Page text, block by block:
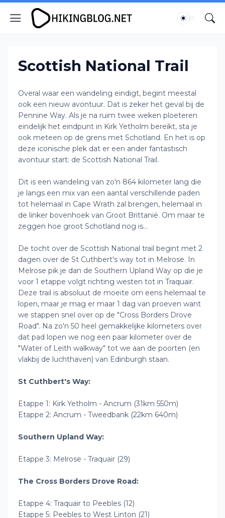
Scottish National Trail
Overal waar een wandeling eindigt, begint meestal
ook een nieuw avontuur. Dat is zeker het geval bij de
Pennine Way. Als je na ruim twee weken ploeteren
eindelijk het eindpunt in Kirk Yetholm bereikt, sta je
ook meteen op de grens met Schotland. En het is op
deze iconische plek dat er een ander fantastisch
avontuur start: de Scottish National Trail.
Dit is een wandeling van zo'n 864 kilometer lang die
je langs een mix van een aantal verschillende paden
tot helemaal in Cape Wrath zal brengen, helemaal in
de linker bovenhoek van Groot Brittanië. Om maar te
zeggen hoe groot Schotland nog is...
De tocht over de Scottish National trail begint met 2
dagen over de St Cuthbert's way tot in Melrose. In
Melrose pik je dan de Southern Upland Way op die je
voor 1 etappe volgt richting westen tot in Traquair.
Deze trail is absoluut de moeite om eens helemaal te
lopen, maar je mag er maar 1 dag van proeven want
we stappen snel over op de "Cross Borders Drove
Road". Na zo'n 50 heel gemakkelijke kilometers over
dat pad lopen we nog een paar kilometer over de
"Water of Leith walkway" tot we aan de poorten (en
vlakbij de luchthaven) van Edinburgh staan.
St Cuthbert's Way:
Etappe 1: Kirk Yetholm - Ancrum (31km 550m)
Etappe 2: Ancrum - Tweedbank (22km 640m)
Southern Upland Way:
Etappe 3: Melrose - Traquair (29)
The Cross Borders Drove Road:
Etappe 4: Traquair to Peebles (12)
Etappe 5: Peebles to West Linton (21)